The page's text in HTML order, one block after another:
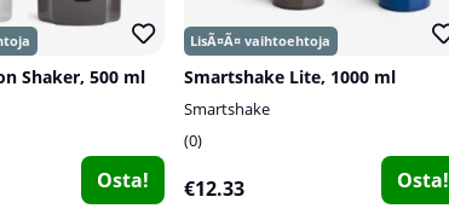
Shaker, 500 ml
Osta!
Smartshake Lite, 1000 ml
Smartshake
0
€12.33 Osta!